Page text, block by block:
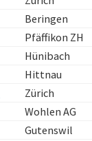
Beringen
Pfäffikon ZH
Hünibach
Hittnau
Zürich
Wohlen AG
Gutenswil